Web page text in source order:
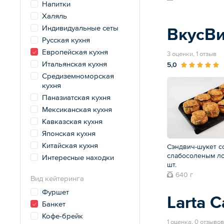
Напитки
Халяль
Индивидуальные сеты
Русская кухня
Европейская кухня
Итальянская кухня
Средиземноморская
кухня
Паназиатская кухня
Мексиканская кухня
Кавказская кухня
Японская кухня
Китайская кухня
Интересные находки
Вид кейтеринга
Фуршет
Банкет
Кофе-брейк
3 оценки, 1 отзыв
5,0
Сэндвич-шукет
слабосоленым
шт.
640 г
Larta
1 оценка, 0 отзывов